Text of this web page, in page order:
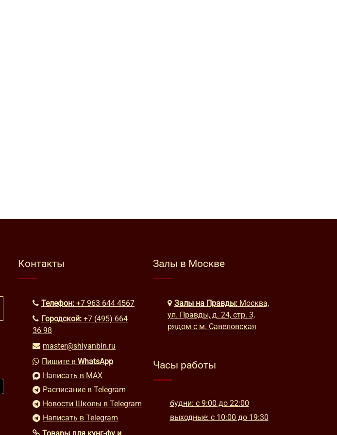
Контакты
Телефон: +7 963 644 4567
Городской: +7 (495) 664
36 98
master@shiyanbin.ru
Пишите в WhatsApp
Написать в MAX
Расписание в Telegram
Новости Школы в Telegram
Написать в Telegram
Залы в Москве
Залы на Правды: Москва,
ул. Правды, д. 24, стр. 3,
рядом с м. Савеловская
Часы работы
будни: с 9:00 до 22:00
выходные: с 10:00 до 19:30